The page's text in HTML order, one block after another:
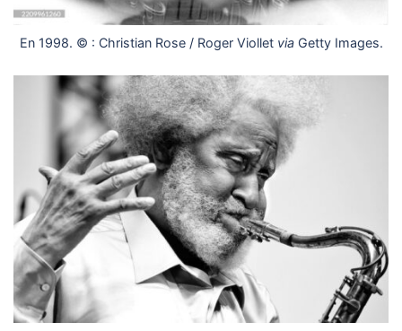
En 1998. © : Christian Rose / Roger Viollet viaGetty Images.